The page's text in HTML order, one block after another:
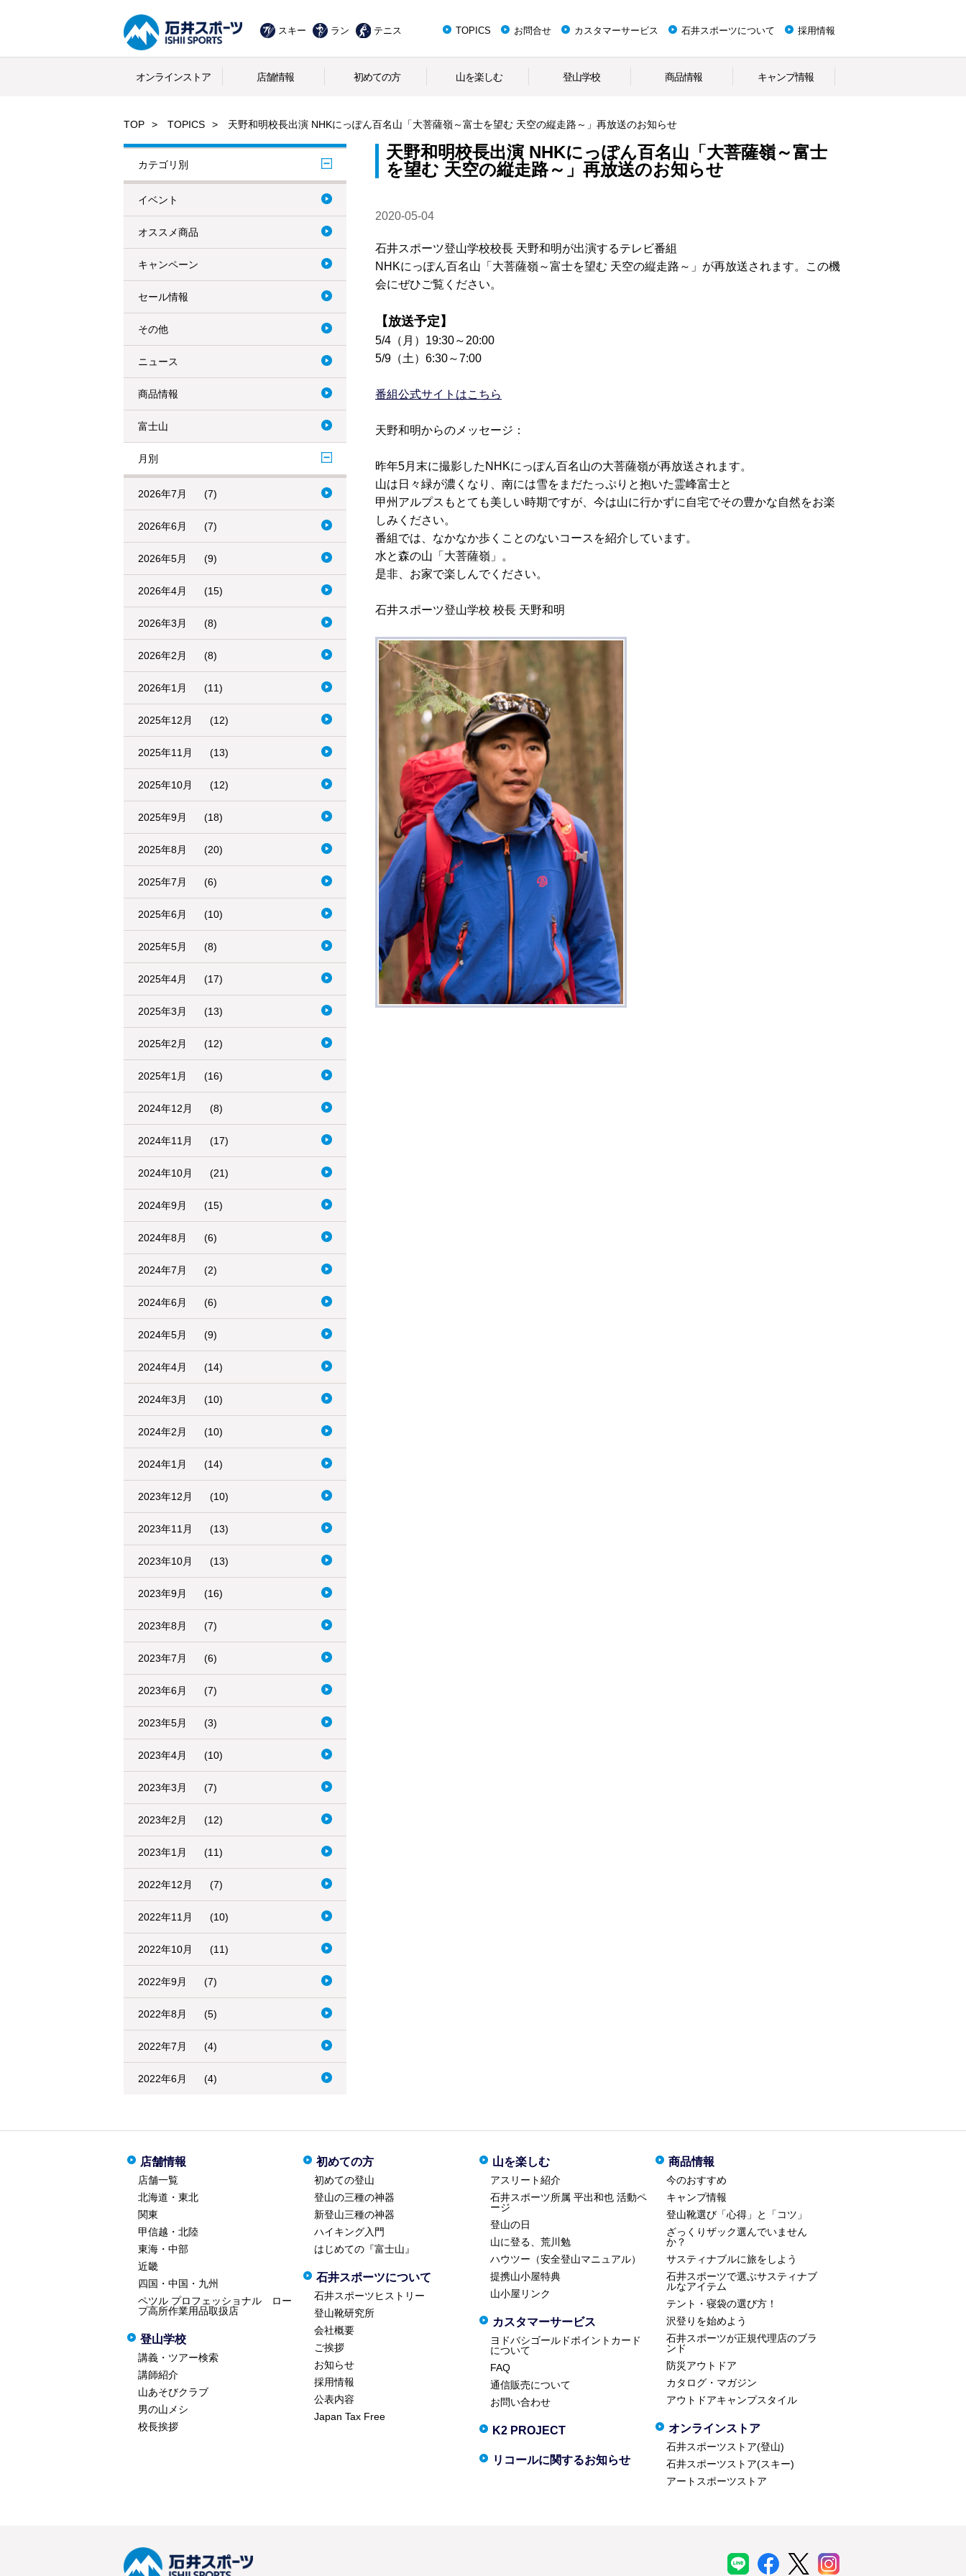
スキー ラン テニス TOPICS お問合せ カスタマーサービス 石井スポーツについて 採用情報
オンラインストア 店舗情報 初めての方 山を楽しむ 登山学校 商品情報 キャンプ情報
TOP TOPICS 天野和明校長出演 NHKにっぽん百名山「大菩薩嶺～富士を望む 天空の縦走路～」再放送のお知らせ
カテゴリ別
イベント
オススメ商品
キャンペーン
セール情報
その他
ニュース
商品情報
富士山
月別
2026年7月 (7)
2026年6月 (7)
2026年5月 (9)
2026年4月 (15)
2026年3月 (8)
2026年2月 (8)
2026年1月 (11)
2025年12月 (12)
2025年11月 (13)
2025年10月 (12)
2025年9月 (18)
2025年8月 (20)
2025年7月 (6)
2025年6月 (10)
2025年5月 (8)
2025年4月 (17)
2025年3月 (13)
2025年2月 (12)
2025年1月 (16)
2024年12月 (8)
2024年11月 (17)
2024年10月 (21)
2024年9月 (15)
2024年8月 (6)
2024年7月 (2)
2024年6月 (6)
2024年5月 (9)
2024年4月 (14)
2024年3月 (10)
2024年2月 (10)
2024年1月 (14)
2023年12月 (10)
2023年11月 (13)
2023年10月 (13)
2023年9月 (16)
2023年8月 (7)
2023年7月 (6)
2023年6月 (7)
2023年5月 (3)
2023年4月 (10)
2023年3月 (7)
2023年2月 (12)
2023年1月 (11)
2022年12月 (7)
2022年11月 (10)
2022年10月 (11)
2022年9月 (7)
2022年8月 (5)
2022年7月 (4)
2022年6月 (4)
天野和明校長出演 NHKにっぽん百名山「大菩薩嶺～富士
を望む 天空の縦走路～」再放送のお知らせ
2020-05-04
石井スポーツ登山学校校長 天野和明が出演するテレビ番組
NHKにっぽん百名山「大菩薩嶺～富士を望む 天空の縦走路～」が再放送されます。この機
会にぜひご覧ください。
【放送予定】
5/4（月）19:30～20:00
5/9（土）6:30～7:00
番組公式サイトはこちら
天野和明からのメッセージ：
昨年5月末に撮影したNHKにっぽん百名山の大菩薩嶺が再放送されます。
山は日々緑が濃くなり、南には雪をまだたっぷりと抱いた霊峰富士と
甲州アルプスもとても美しい時期ですが、今は山に行かずに自宅でその豊かな自然をお楽
しみください。
番組では、なかなか歩くことのないコースを紹介しています。
水と森の山「大菩薩嶺」。
是非、お家で楽しんでください。
石井スポーツ登山学校 校長 天野和明
店舗情報
店舗一覧
北海道・東北
関東
甲信越・北陸
東海・中部
近畿
四国・中国・九州
ペツル プロフェッショナル ロー
プ高所作業用品取扱店
登山学校
講義・ツアー検索
講師紹介
山あそびクラブ
男の山メシ
校長挨拶
初めての方
初めての登山
登山の三種の神器
新登山三種の神器
ハイキング入門
はじめての『富士山』
石井スポーツについて
石井スポーツヒストリー
登山靴研究所
会社概要
ご挨拶
お知らせ
採用情報
公表内容
Japan Tax Free
山を楽しむ
アスリート紹介
石井スポーツ所属 平出和也 活動ペ
ージ
登山の日
山に登る、荒川勉
ハウツー（安全登山マニュアル）
提携山小屋特典
山小屋リンク
カスタマーサービス
ヨドバシゴールドポイントカード
について
FAQ
通信販売について
お問い合わせ
K2 PROJECT
リコールに関するお知らせ
商品情報
今のおすすめ
キャンプ情報
登山靴選び「心得」と「コツ」
ざっくりザック選んでいません
か？
サスティナブルに旅をしよう
石井スポーツで選ぶサスティナブ
ルなアイテム
テント・寝袋の選び方！
沢登りを始めよう
石井スポーツが正規代理店のブラ
ンド
防災アウトドア
カタログ・マガジン
アウトドアキャンプスタイル
オンラインストア
石井スポーツストア(登山)
石井スポーツストア(スキー)
アートスポーツストア